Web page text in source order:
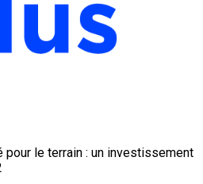
pour le terrain : un investissement